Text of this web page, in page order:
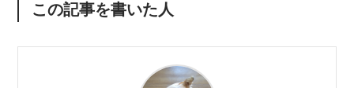
この記事を書いた人